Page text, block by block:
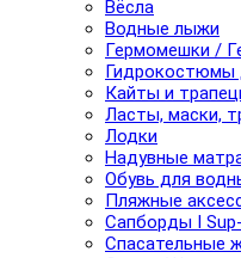
Вёсла
Водные лыжи
Гермомешки /
Гидрокостюмы
Кайты и
Ласты, маски,
Лодки
Надувные
Обувь для
Пляжные
Сапборды I
Спасательные